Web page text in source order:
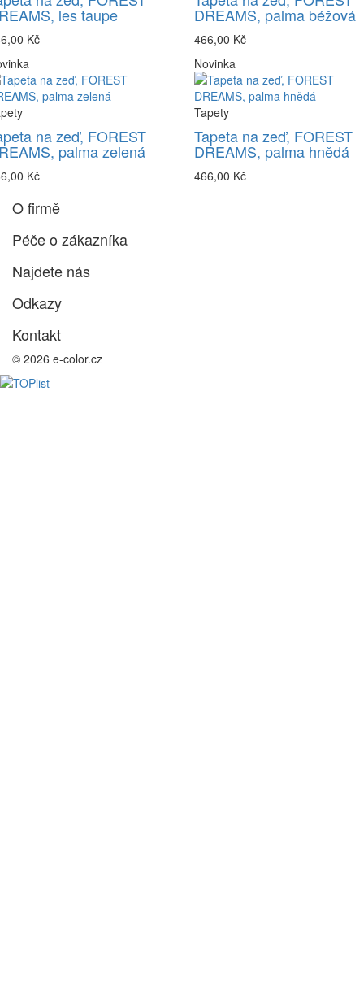
les taupe
Kč
DREAMS, palma béžová
466,00 Kč
na zeď, FOREST
palma zelená
Kč
Novinka
Tapety
Tapeta na zeď, FOREST
DREAMS, palma hnědá
466,00 Kč
O firmě
Péče o zákazníka
Najdete nás
Odkazy
Kontakt
© 2026 e-color.cz